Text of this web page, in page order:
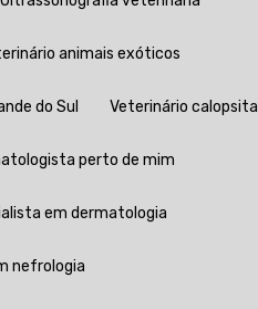
animais exóticos
do Sul Veterinário calopsita
perto de mim
em dermatologia
nefrologia